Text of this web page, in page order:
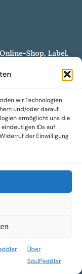
wir Technologien
und/oder darauf
ermöglicht uns die
IDs auf
der Einwilligung
Über
SoulPeddler
Shop, Label,
und
hochgradig
und -Formaten auf
Zustand bewertete
Künstler und
Lösungen
– DUBOX –
of Vinyl Arts
SoulPeddler GmbH®